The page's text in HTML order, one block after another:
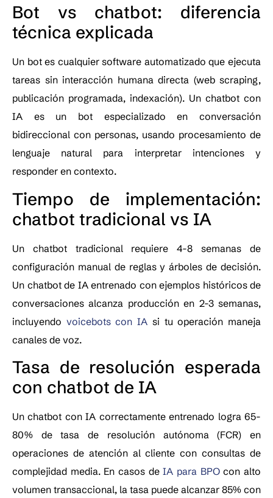
Bot vs chatbot: diferencia
técnica explicada
Un bot es cualquier software automatizado que ejecuta
tareas sin interacción humana directa (web scraping,
publicación programada, indexación). Un chatbot con
IA es un bot especializado en conversación
bidireccional con personas, usando procesamiento de
lenguaje natural para interpretar intenciones y
responder en contexto.
Tiempo de implementación:
chatbot tradicional vs IA
Un chatbot tradicional requiere 4-8 semanas de
configuración manual de reglas y árboles de decisión.
Un chatbot de IA entrenado con ejemplos históricos de
conversaciones alcanza producción en 2-3 semanas,
incluyendo voicebots con IA si tu operación maneja
canales de voz.
Tasa de resolución esperada
con chatbot de IA
Un chatbot con IA correctamente entrenado logra 65-
80% de tasa de resolución autónoma (FCR) en
operaciones de atención al cliente con consultas de
complejidad media. En casos deIA para BPOcon alto
volumen transaccional, la tasa puede alcanzar 85% con